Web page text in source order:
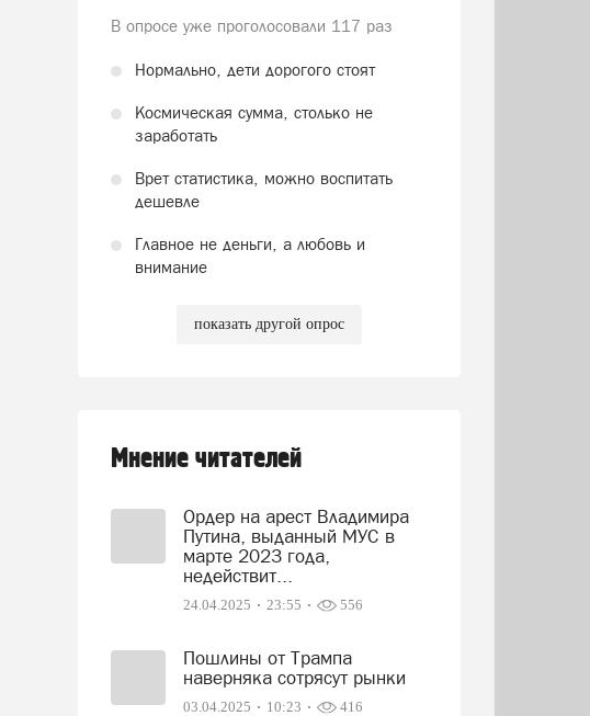
В опросе уже проголосовали 117 раз
Нормально, дети дорогого стоят
Космическая сумма, столько не
заработать
Врет статистика, можно воспитать
дешевле
Главное не деньги, а любовь и
внимание
показать другой опрос
Мнение читателей
Ордер на арест Владимира
Путина, выданный МУС в
марте 2023 года,
недействит...
24.04.2025 23:55 556
Пошлины от Трампа
наверняка сотрясут рынки
03.04.2025 10:23 416